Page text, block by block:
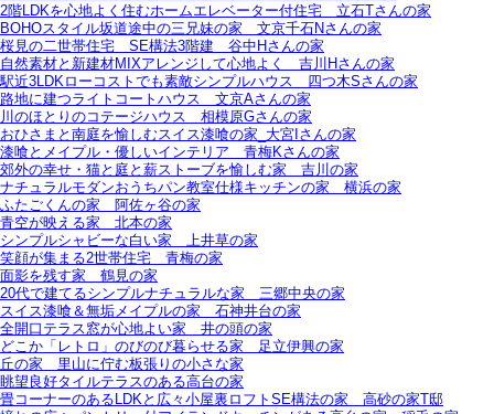
2階LDKを心地よく住むホームエレベーター付住宅＿立石Tさんの家
BOHOスタイル坂道途中の三兄妹の家＿文京千石Nさんの家
桜見の二世帯住宅＿SE構法3階建＿谷中Hさんの家
自然素材と新建材MIXアレンジして心地よく＿吉川Hさんの家
駅近3LDKローコストでも素敵シンプルハウス＿四つ木Sさんの家
路地に建つライトコートハウス＿文京Aさんの家
川のほとりのコテージハウス＿相模原Gさんの家
おひさまと南庭を愉しむスイス漆喰の家_大宮Iさんの家
漆喰とメイプル・優しいインテリア＿青梅Kさんの家
郊外の幸せ・猫と庭と薪ストーブを愉しむ家＿吉川の家
ナチュラルモダンおうちパン教室仕様キッチンの家＿横浜の家
ふたごくんの家＿阿佐ヶ谷の家
青空が映える家＿北本の家
シンプルシャビーな白い家＿上井草の家
笑顔が集まる2世帯住宅＿青梅の家
面影を残す家＿鶴見の家
20代で建てるシンプルナチュラルな家＿三郷中央の家
スイス漆喰＆無垢メイプルの家＿石神井台の家
全開口テラス窓が心地よい家＿井の頭の家
どこか「レトロ」のびのび暮らせる家＿足立伊興の家
丘の家＿里山に佇む板張りの小さな家
眺望良好タイルテラスのある高台の家
畳コーナーのあるLDKと広々小屋裏ロフトSE構法の家＿高砂の家T邸